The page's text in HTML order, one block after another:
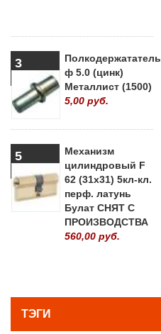
3
Полкодержататель
ф 5.0 (цинк)
Металлист (1500)
5,00 руб.
5
Механизм
цилиндровый F
62 (31х31) 5кл-кл.
перф. латунь
Булат СНЯТ С
ПРОИЗВОДСТВА
560,00 руб.
ТЭГИ